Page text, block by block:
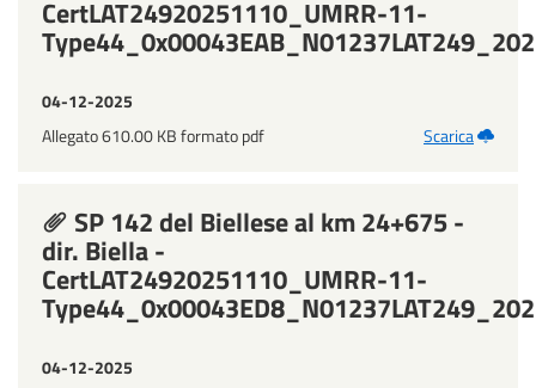
CertLAT24920251110_UMRR-11-
04-12-2025
Allegato 610.00 KB formato pdf
Scarica
SP 142 del Biellese al km 24+675 -
dir. Biella -
CertLAT24920251110_UMRR-11-
04-12-2025